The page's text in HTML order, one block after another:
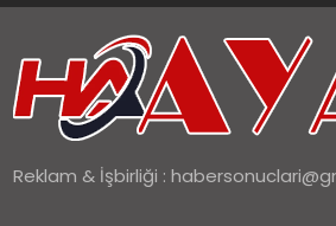
Reklam & İşbirliği :